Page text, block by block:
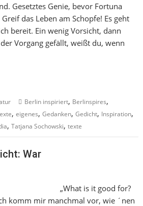
Gesetztes Genie, bevor Fortuna
das Leben am Schopfe! Es geht
bereit. Ein wenig Vorsicht, dann
Vorgang gefällt, weißt du, wenn
Berlin inspiriert, Berlinspires,
,eigenes,Gedanken,Gedicht, Inspiration,
,Tatjana Sochowski,texte
War
„What is it good for?
komm mir manchmal vor, wie ´nen